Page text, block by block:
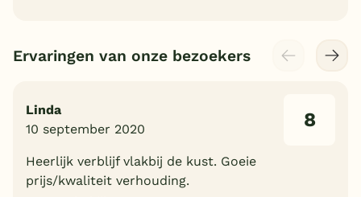
Ervaringen van onze bezoekers
Linda
10 september 2020
8
Heerlijk verblijf vlakbij de kust. Goeie
prijs/kwaliteit verhouding.